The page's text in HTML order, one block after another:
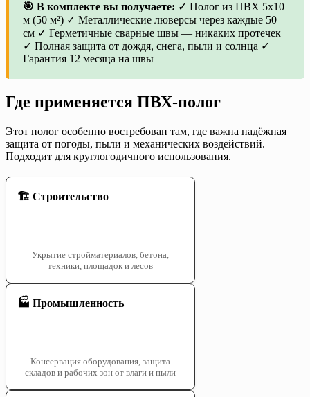
🎯 В комплекте вы получаете: ✓ Полог из ПВХ 5х10
м (50 м²) ✓ Металлические люверсы через каждые 50
см ✓ Герметичные сварные швы — никаких протечек
✓ Полная защита от дождя, снега, пыли и солнца ✓
Гарантия 12 месяца на швы
Где применяется ПВХ-полог
Этот полог особенно востребован там, где важна надёжная
защита от погоды, пыли и механических воздействий.
Подходит для круглогодичного использования.
🏗️ Строительство
Укрытие стройматериалов, бетона,
техники, площадок и лесов
🏭 Промышленность
Консервация оборудования, защита
складов и рабочих зон от влаги и пыли